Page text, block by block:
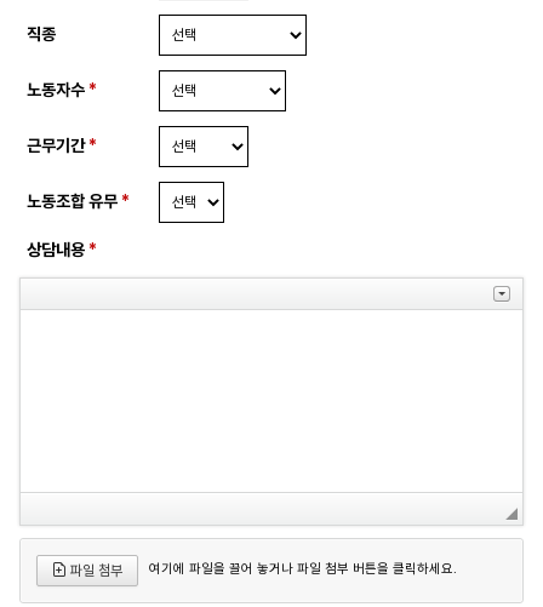
직종
노동자수 *
근무기간*
노동조합 유무 *
상담내용 *
파일 첨부 여기에 파일을 끌어 놓거나 파일 첨부 버튼을 클릭하세요.